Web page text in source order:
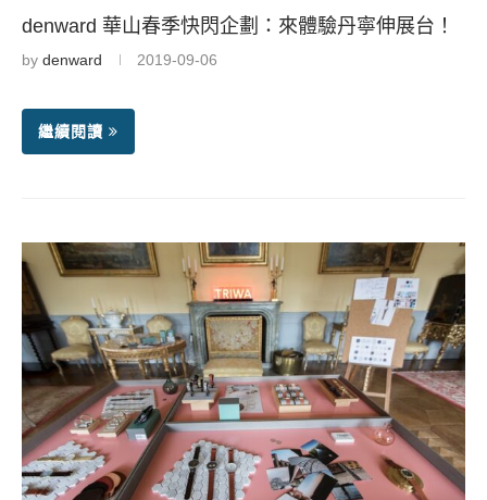
denward 華山春季快閃企劃：來體驗丹寧伸展台！
by denward 2019-09-06
繼續閱讀